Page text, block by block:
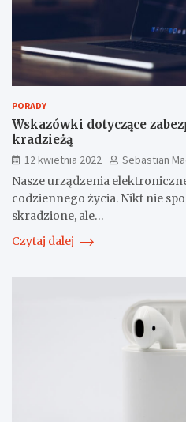
PORADY
Wskazówki dotyczące
kradzieżą
12 kwietnia 2022
Sebastian
Nasze urządzenia
codziennego życia. Nikt nie
skradzione, ale…
Czytaj dalej